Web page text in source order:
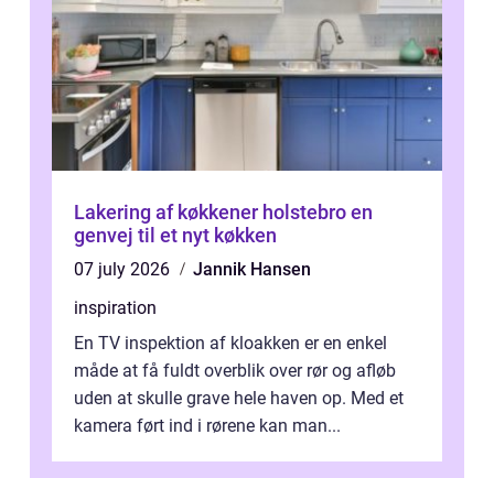
Lakering af køkkener holstebro en
genvej til et nyt køkken
07 july 2026
Jannik Hansen
inspiration
En TV inspektion af kloakken er en enkel
måde at få fuldt overblik over rør og afløb
uden at skulle grave hele haven op. Med et
kamera ført ind i rørene kan man...